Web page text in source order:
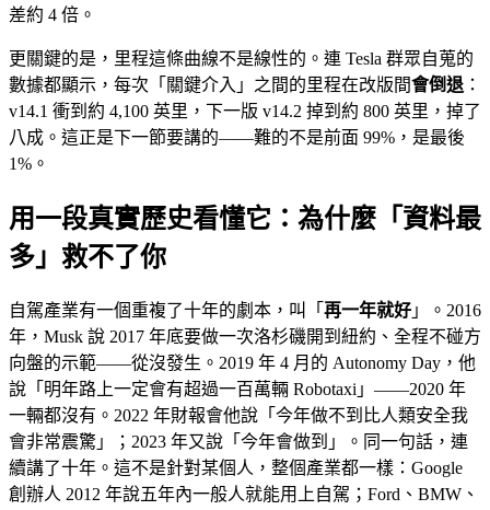
差約 4 倍。
更關鍵的是，里程這條曲線不是線性的。連 Tesla 群眾自蒐的
數據都顯示，每次「關鍵介入」之間的里程在改版間會倒退 ：
v14.1 衝到約 4,100 英里，下一版 v14.2 掉到約 800 英里，掉了
八成。這正是下一節要講的——難的不是前面 99%，是最後
1%。
用一段真實歷史看懂它：為什麼「資料最
多」救不了你
自駕產業有一個重複了十年的劇本，叫「 再一年就好 」。2016
年，Musk 說 2017 年底要做一次洛杉磯開到紐約、全程不碰方
向盤的示範——從沒發生。2019 年 4 月的 Autonomy Day，他
說「明年路上一定會有超過一百萬輛 Robotaxi」——2020 年
一輛都沒有。2022 年財報會他說「今年做不到比人類安全我
會非常震驚」；2023 年又說「今年會做到」。同一句話，連
續講了十年。這不是針對某個人，整個產業都一樣：Google
創辦人 2012 年說五年內一般人就能用上自駕；Ford、BMW、